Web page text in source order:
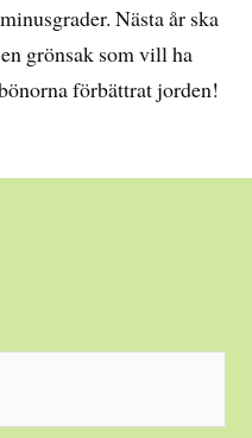
Nästa år ska
grönsak som vill ha
förbättrat jorden!